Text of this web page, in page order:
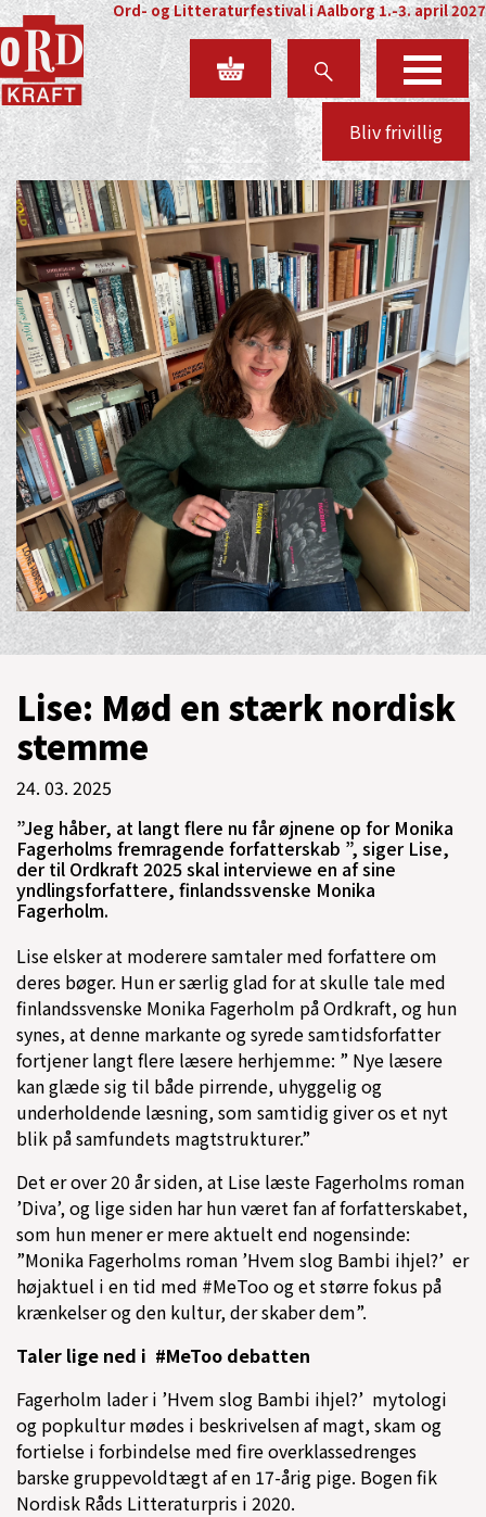
Bliv frivillig
Ord- og Litteraturfestival i Aalborg 1.-3. april 2027
Lise: Mød en stærk nordisk
stemme
24. 03. 2025
”Jeg håber, at langt flere nu får øjnene op for Monika
Fagerholms fremragende forfatterskab ”, siger Lise,
der til Ordkraft 2025 skal interviewe en af sine
yndlingsforfattere, finlandssvenske Monika
Fagerholm.
Lise elsker at moderere samtaler med forfattere om
deres bøger. Hun er særlig glad for at skulle tale med
finlandssvenske Monika Fagerholm på Ordkraft, og hun
synes, at denne markante og syrede samtidsforfatter
fortjener langt flere læsere herhjemme: ” Nye læsere
kan glæde sig til både pirrende, uhyggelig og
underholdende læsning, som samtidig giver os et nyt
blik på samfundets magtstrukturer.”
Det er over 20 år siden, at Lise læste Fagerholms roman
’Diva’, og lige siden har hun været fan af forfatterskabet,
som hun mener er mere aktuelt end nogensinde:
”Monika Fagerholms roman ’Hvem slog Bambi ihjel?’ er
højaktuel i en tid med #MeToo og et større fokus på
krænkelser og den kultur, der skaber dem”.
Taler lige ned i #MeToo debatten
Fagerholm lader i ’Hvem slog Bambi ihjel?’ mytologi
og popkultur mødes i beskrivelsen af magt, skam og
fortielse i forbindelse med fire overklassedrenges
barske gruppevoldtægt af en 17-årig pige. Bogen fik
Nordisk Råds Litteraturpris i 2020.